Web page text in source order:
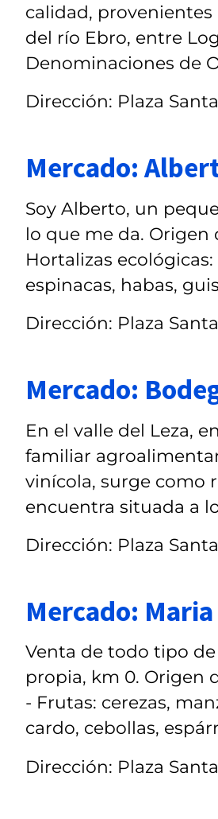
calidad, provenientes
del río Ebro, entre
Denominaciones de
Dirección: Plaza
Mercado:
Soy Alberto, un
lo que me da. Origen
Hortalizas
espinacas, habas,
Dirección: Plaza
Mercado:
En el valle del Leza,
familiar
vinícola, surge como
encuentra situada a
Dirección: Plaza
Mercado:
Venta de todo tipo
propia, km 0. Origen
- Frutas: cerezas,
cardo, cebollas,
Dirección: Plaza